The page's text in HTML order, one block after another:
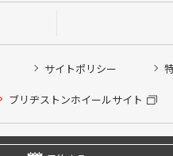
サイトポリシー
ブリヂストンホイールサイト
Retail Co.,Ltd. All rights
はこちらを選択ください